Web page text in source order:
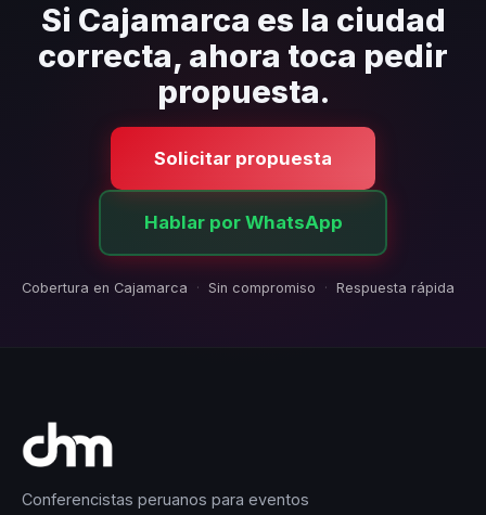
contratiempos.
Si Cajamarca es la ciudad
correcta, ahora toca pedir
propuesta.
Solicitar propuesta
Hablar por WhatsApp
Cobertura en Cajamarca · Sin compromiso · Respuesta rápida
Conferencistas peruanos para eventos